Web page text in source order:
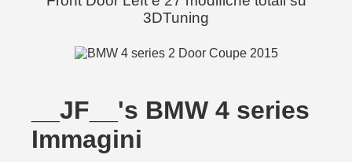
3DTuning
__JF__'s BMW 4 series
Immagini